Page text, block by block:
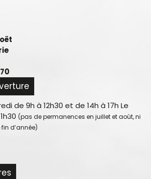
de 9h à 12h30 et de 14h à 17h Le
(pas de permanences en juillet et août, ni
d’année)